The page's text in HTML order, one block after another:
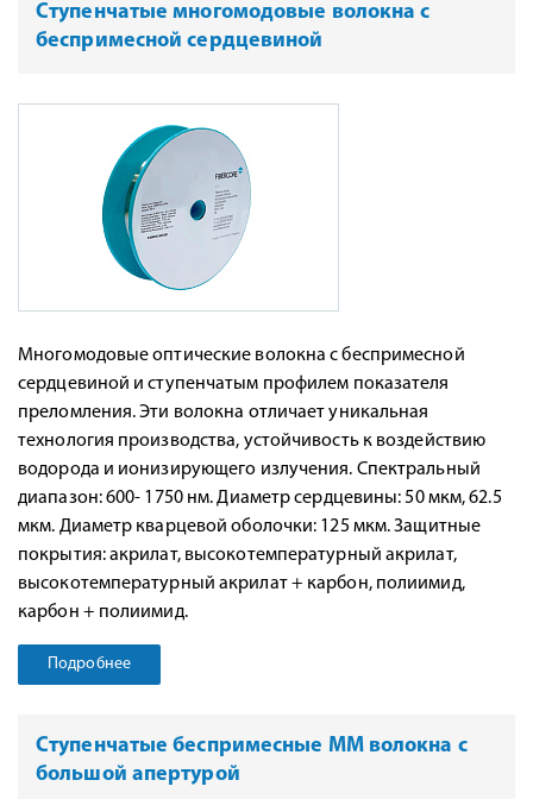
Ступенчатые многомодовые волокна с
беспримесной сердцевиной
Многомодовые оптические волокна с беспримесной
сердцевиной и ступенчатым профилем показателя
преломления. Эти волокна отличает уникальная
технология производства, устойчивость к воздействию
водорода и ионизирующего излучения. Спектральный
диапазон: 600- 1750 нм. Диаметр сердцевины: 50 мкм, 62.5
мкм. Диаметр кварцевой оболочки: 125 мкм. Защитные
покрытия: акрилат, высокотемпературный акрилат,
высокотемпературный акрилат + карбон, полиимид,
карбон + полиимид.
Подробнее
Ступенчатые беспримесные ММ волокна с
большой апертурой